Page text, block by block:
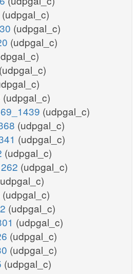
(udpgal_c)
(udpgal_c)
(udpgal_c)
(udpgal_c)
(udpgal_c)
(udpgal_c)
(udpgal_c)
(udpgal_c)
(udpgal_c)
(udpgal_c)
(udpgal_c)
(udpgal_c)
(udpgal_c)
(udpgal_c)
(udpgal_c)
(udpgal_c)